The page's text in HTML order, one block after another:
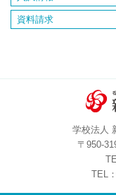
資料請求
学校法人
〒950-
TEL：